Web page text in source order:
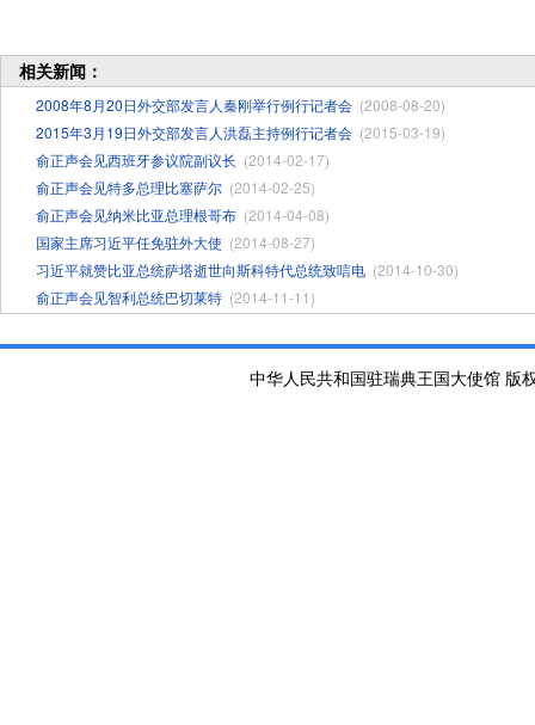
相关新闻：
2008年8月20日外交部发言人秦刚举行例行记者会 (2008-08-20)
2015年3月19日外交部发言人洪磊主持例行记者会 (2015-03-19)
俞正声会见西班牙参议院副议长 (2014-02-17)
俞正声会见特多总理比塞萨尔 (2014-02-25)
俞正声会见纳米比亚总理根哥布 (2014-04-08)
国家主席习近平任免驻外大使 (2014-08-27)
习近平就赞比亚总统萨塔逝世向斯科特代总统致唁电 (2014-10-30)
俞正声会见智利总统巴切莱特 (2014-11-11)
中华人民共和国驻瑞典王国大使馆 版